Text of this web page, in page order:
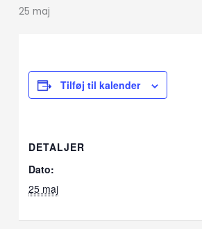
25 maj
Tilføj til kalender
DETALJER
Dato:
25 maj